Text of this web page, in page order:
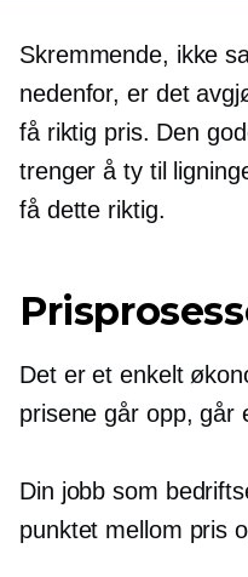
Skremmende, ikke
nedenfor, er det
få riktig pris. Den
trenger å ty til
få dette riktig.
Det er et enkelt
prisene går opp, går
Din jobb som
punktet mellom pris